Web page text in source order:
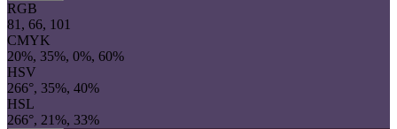
RGB
81, 66, 101
CMYK
20%, 35%, 0%, 60%
HSV
266°, 35%, 40%
HSL
266°, 21%, 33%